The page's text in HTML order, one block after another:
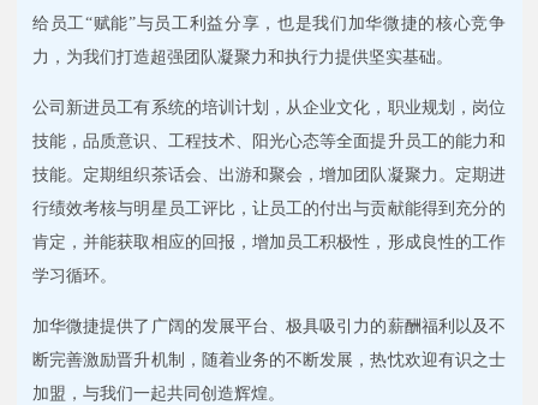
给员工“赋能”与员工利益分享，也是我们加华微捷的核心竞争
力，为我们打造超强团队凝聚力和执行力提供坚实基础。
公司新进员工有系统的培训计划，从企业文化，职业规划，岗位
技能，品质意识、工程技术、阳光心态等全面提升员工的能力和
技能。定期组织茶话会、出游和聚会，增加团队凝聚力。定期进
行绩效考核与明星员工评比，让员工的付出与贡献能得到充分的
肯定，并能获取相应的回报，增加员工积极性，形成良性的工作
学习循环。
加华微捷提供了广阔的发展平台、极具吸引力的薪酬福利以及不
断完善激励晋升机制，随着业务的不断发展，热忱欢迎有识之士
加盟，与我们一起共同创造辉煌。